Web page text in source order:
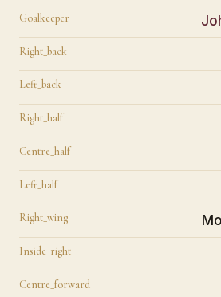
Goalkeeper
Right_back
Left_back
Right_half
Centre_half
Left_half
Right_wing
Inside_right
Centre_forward